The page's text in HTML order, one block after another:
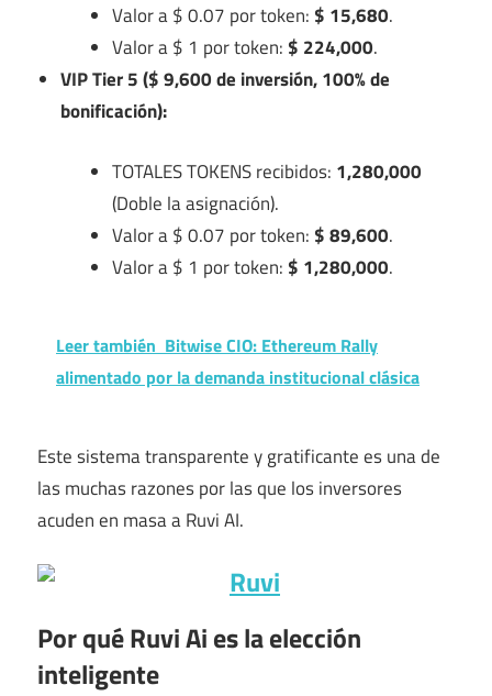
Valor a $ 0.07 por token: $ 15,680.
Valor a $ 1 por token: $ 224,000.
VIP Tier 5 ($ 9,600 de inversión, 100% de
bonificación):
TOTALES TOKENS recibidos: 1,280,000
(Doble la asignación).
Valor a $ 0.07 por token: $ 89,600.
Valor a $ 1 por token: $ 1,280,000.
Leer también Bitwise CIO: Ethereum Rally
alimentado por la demanda institucional clásica
Este sistema transparente y gratificante es una de
las muchas razones por las que los inversores
acuden en masa a Ruvi AI.
Por qué Ruvi Ai es la elección
inteligente